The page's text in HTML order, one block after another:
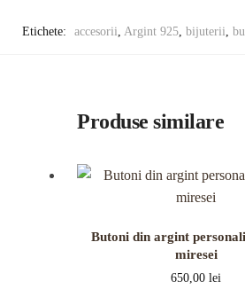
Etichete:
accesorii Argint 925, bijuterii
Produse similare
Butoni din argint
miresei
650,00lei